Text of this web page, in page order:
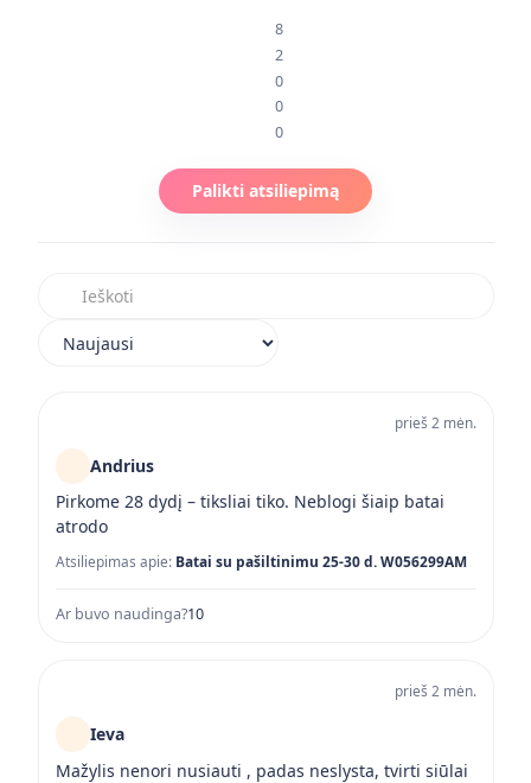
8
2
0
0
0
Palikti atsiliepimą
Ieškoti atsiliepimuose
prieš 2 mėn.
Andrius
Pirkome 28 dydį – tiksliai tiko. Neblogi šiaip batai
atrodo
Atsiliepimas apie: Batai su pašiltinimu 25-30 d. W056299AM
Ar buvo naudinga?10
prieš 2 mėn.
Ieva
Mažylis nenori nusiauti , padas neslysta, tvirti siūlai